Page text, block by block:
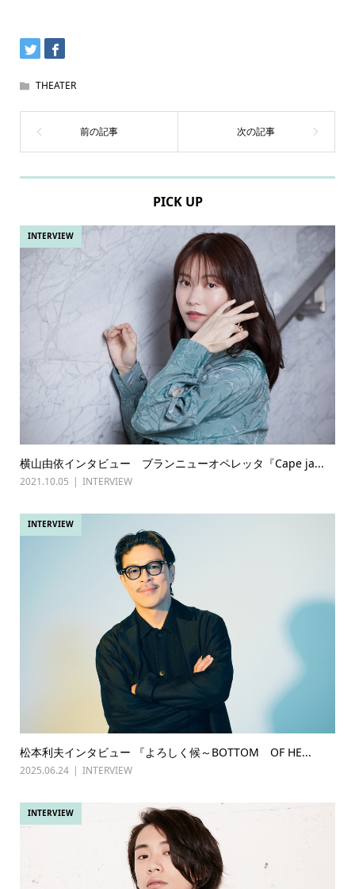
THEATER
PICK UP
INTERVIEW
横山由依インタビュー ブランニューオペレッタ『Cape ja...
2021.10.05 INTERVIEW
INTERVIEW
松本利夫インタビュー 『よろしく候～BOTTOM OF HE...
2025.06.24 INTERVIEW
INTERVIEW